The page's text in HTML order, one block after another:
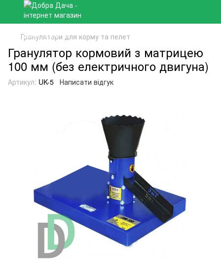
Гранулятори для корму та пелет
Гранулятор кормовий з матрицею
100 мм (без електричного двигуна)
Артикул: UK-5 Написати відгук